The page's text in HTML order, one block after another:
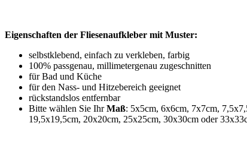
Eigenschaften der Fliesenaufkleber mit Muster:
selbstklebend, einfach zu verkleben, farbig
100% passgenau, millimetergenau zugeschnitten
für Bad und Küche
für den Nass- und Hitzebereich geeignet
rückstandslos entfernbar
Bitte wählen Sie IhrMaß: 5x5cm, 6x6cm, 7x7cm,
19,5x19,5cm, 20x20cm, 25x25cm, 30x30cm oder